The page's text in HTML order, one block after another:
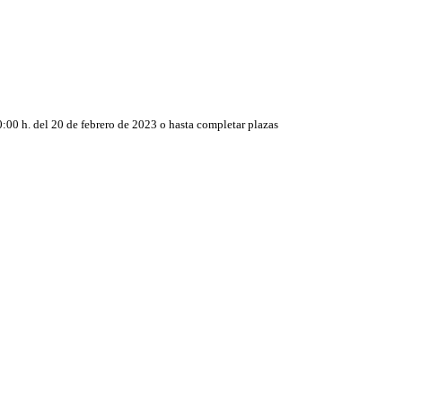
h. del 20 de febrero de 2023 o hasta completar plazas
dorsal, recorrido señalizado, cronometraje, avituallamientos, vestuarios-duchas-wc.,
técnica conmemorativa y regalo Finisher para todos los que terminen dentro del
dentro del tiempo máximo establecido
dentro del tiempo máximo establecido
de 2023) que finalicen dentro del tiempo máximo establecido
de 2023) que finalicen dentro del tiempo máximo establecido
de 2023) que finalicen dentro del tiempo máximo establecido